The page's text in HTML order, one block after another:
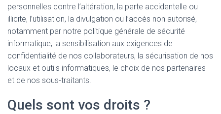
personnelles contre l’altération, la perte accidentelle ou
illicite, l’utilisation, la divulgation ou l’accès non autorisé,
notamment par notre politique générale de sécurité
informatique, la sensibilisation aux exigences de
confidentialité de nos collaborateurs, la sécurisation de nos
locaux et outils informatiques, le choix de nos partenaires
et de nos sous-traitants.
Quels sont vos droits ?